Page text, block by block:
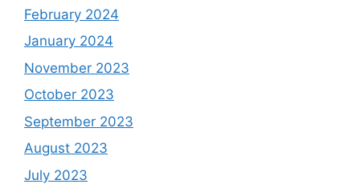
February 2024
January 2024
November 2023
October 2023
September 2023
August 2023
July 2023